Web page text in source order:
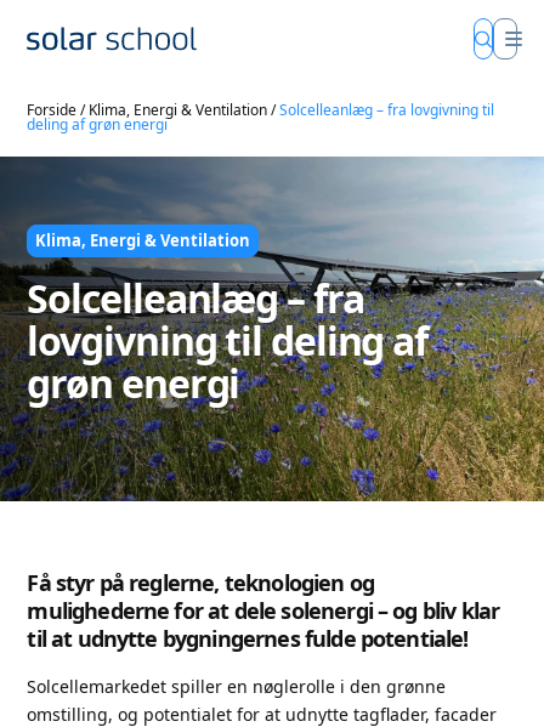
Forside/Klima, Energi & Ventilation/Solcelleanlæg – fra lovgivning til
deling af grøn energi
Klima, Energi & Ventilation
Solcelleanlæg – fra
lovgivning til deling af
grøn energi
Få styr på reglerne, teknologien og
mulighederne for at dele solenergi – og bliv klar
til at udnytte bygningernes fulde potentiale!
Solcellemarkedet spiller en nøglerolle i den grønne
omstilling, og potentialet for at udnytte tagflader, facader